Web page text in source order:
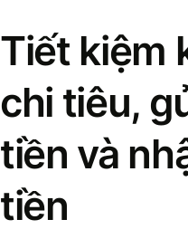
Tiết kiệm
chi tiêu,
tiền và
tiền